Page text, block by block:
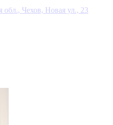
обл., Чехов, Новая ул., 23